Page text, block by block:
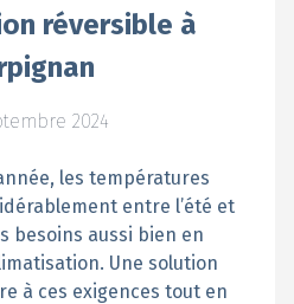
réversible à
2024
les températures
entre l’été et
besoins aussi bien en
Une solution
à ces exigences tout en